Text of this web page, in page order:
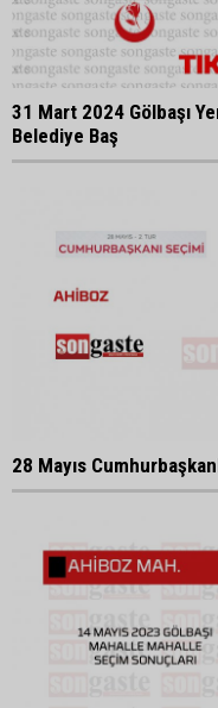
31 Mart 2024 Gölbaşı
Belediye Baş
28 Mayıs